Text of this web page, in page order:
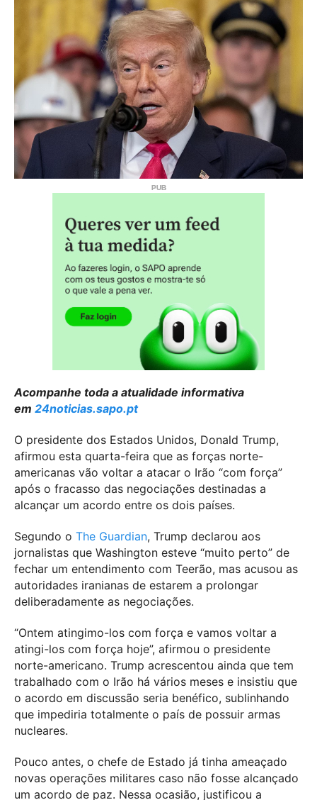
Acompanhe toda a atualidade informativa
em 24noticias.sapo.pt
O presidente dos Estados Unidos, Donald Trump,
afirmou esta quarta-feira que as forças norte-
americanas vão voltar a atacar o Irão “com força”
após o fracasso das negociações destinadas a
alcançar um acordo entre os dois países.
Segundo o The Guardian, Trump declarou aos
jornalistas que Washington esteve “muito perto” de
fechar um entendimento com Teerão, mas acusou as
autoridades iranianas de estarem a prolongar
deliberadamente as negociações.
“Ontem atingimo-los com força e vamos voltar a
atingi-los com força hoje”, afirmou o presidente
norte-americano. Trump acrescentou ainda que tem
trabalhado com o Irão há vários meses e insistiu que
o acordo em discussão seria benéfico, sublinhando
que impediria totalmente o país de possuir armas
nucleares.
Pouco antes, o chefe de Estado já tinha ameaçado
novas operações militares caso não fosse alcançado
um acordo de paz. Nessa ocasião, justificou a